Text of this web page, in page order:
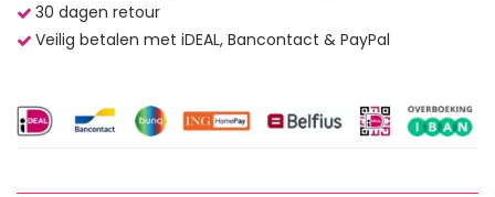
30 dagen retour
Veilig betalen met iDEAL, Bancontact & PayPal